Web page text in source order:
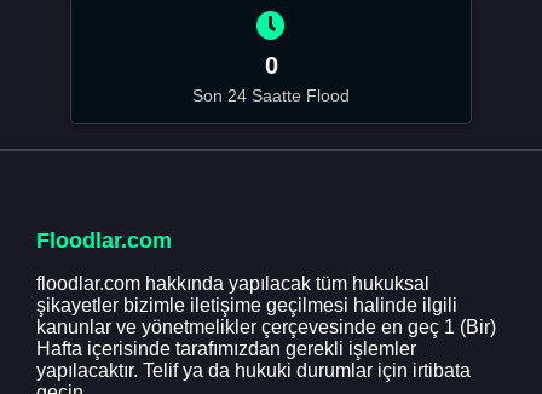
0
Son 24 Saatte Flood
Floodlar.com
floodlar.com hakkında yapılacak tüm hukuksal
şikayetler bizimle iletişime geçilmesi halinde ilgili
kanunlar ve yönetmelikler çerçevesinde en geç 1 (Bir)
Hafta içerisinde tarafımızdan gerekli işlemler
yapılacaktır. Telif ya da hukuki durumlar için irtibata